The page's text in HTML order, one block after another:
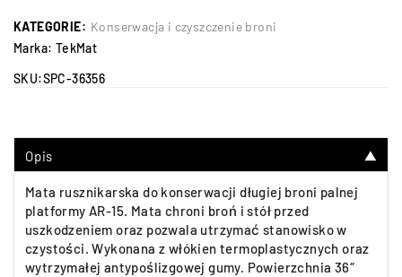
KATEGORIE: Konserwacja i czyszczenie broni
Marka: TekMat
SKU:SPC-36356
Opis ▼
Mata rusznikarska do konserwacji długiej broni palnej
platformy AR-15. Mata chroni broń i stół przed
uszkodzeniem oraz pozwala utrzymać stanowisko w
czystości. Wykonana z włókien termoplastycznych oraz
wytrzymałej antypoślizgowej gumy. Powierzchnia 36″